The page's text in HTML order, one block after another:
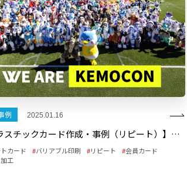
例 2025.01.16
【プラスチックカード作成・事例（リピート）】「Kemocon」イベントパス 2024年版
カード バリアブル印刷 リピート
会員カード
工